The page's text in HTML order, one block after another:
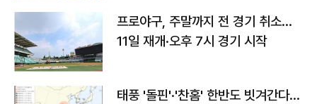
프로야구, 주말까지 전 경기 취소…
11일 재개·오후 7시 경기 시작
태풍 '돌핀'·'찬홈' 한반도 빗겨간다…